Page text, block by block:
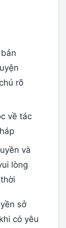
rõ
về tác
và
lòng
sở
có yêu